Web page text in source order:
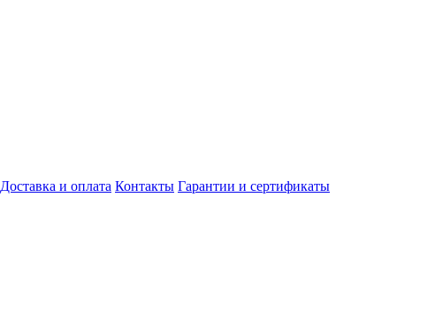
Доставка и оплата Контакты Гарантии и сертификаты